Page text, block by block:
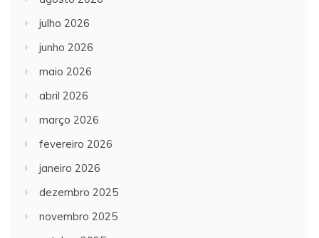
julho 2026
junho 2026
maio 2026
abril 2026
março 2026
fevereiro 2026
janeiro 2026
dezembro 2025
novembro 2025